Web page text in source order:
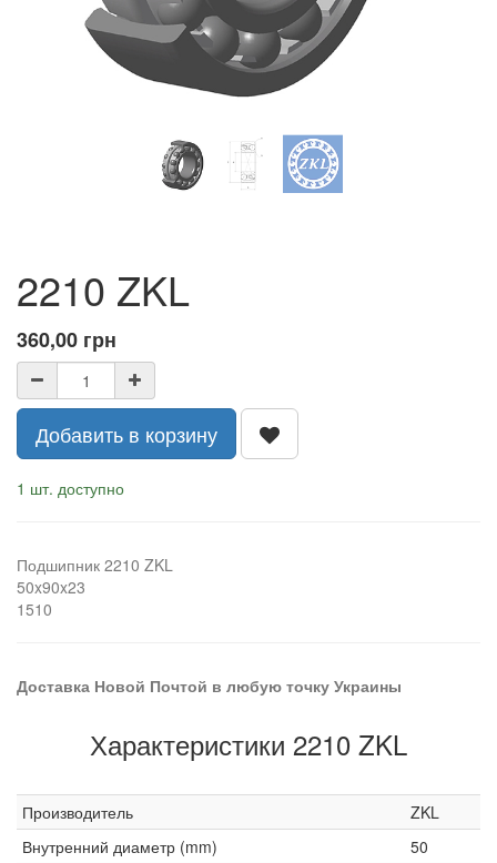
2210 ZKL
360,00 грн
Добавить в корзину
1 шт. доступно
Подшипник 2210 ZKL
50x90x23
1510
Доставка Новой Почтой в любую точку Украины
Характеристики 2210 ZKL
Производитель
ZKL
Внутренний диаметр (mm)
50